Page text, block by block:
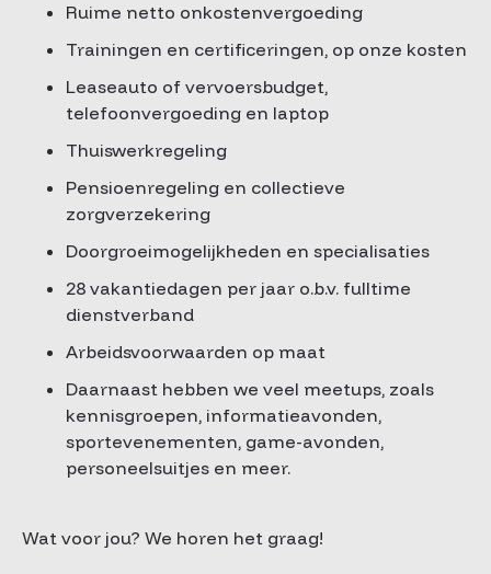
Ruime netto onkostenvergoeding
Trainingen en certificeringen, op onze kosten
Leaseauto of vervoersbudget,
telefoonvergoeding en laptop
Thuiswerkregeling
Pensioenregeling en collectieve
zorgverzekering
Doorgroeimogelijkheden en specialisaties
28 vakantiedagen per jaar o.b.v. fulltime
dienstverband
Arbeidsvoorwaarden op maat
Daarnaast hebben we veel meetups, zoals
kennisgroepen, informatieavonden,
sportevenementen, game-avonden,
personeelsuitjes en meer.
Wat voor jou? We horen het graag!